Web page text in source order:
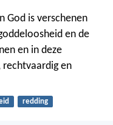
God is verschenen
en de
en in deze
en
redding